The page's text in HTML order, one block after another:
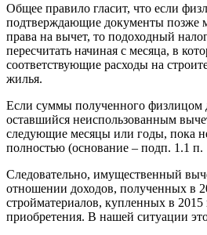
Общее правило гласит, что если
подтверждающие документы позже
права на вычет, то подоходный
пересчитать начиная с месяца, в
соответствующие расходы на
жилья.
Если суммы полученного физлицом
оставшийся неиспользованным
следующие месяцы или годы, пока
полностью (основание – подп. 1.1
Следовательно, имущественный
отношении доходов, полученных в
стройматериалов, купленных в 2015
приобретения. В нашей ситуации